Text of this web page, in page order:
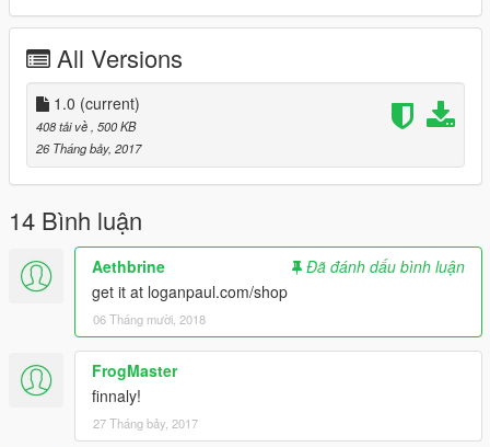
All Versions
1.0 (current)
408 tải về , 500 KB
26 Tháng bảy, 2017
14 Bình luận
Aethbrine
Đã đánh dấu bình luận
get it at loganpaul.com/shop
06 Tháng mười, 2018
FrogMaster
finnaly!
27 Tháng bảy, 2017